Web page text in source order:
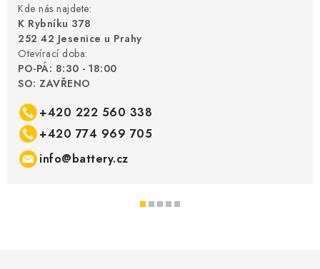
Kde nás najdete:
K Rybníku 378
252 42 Jesenice u Prahy
Otevírací doba:
PO-PÁ: 8:30 - 18:00
SO: ZAVŘENO
+420 222 560 338
+420 774 969 705
info@battery.cz